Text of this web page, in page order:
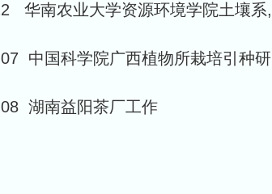
华南农业大学资源环境学院土壤系
中国科学院广西植物所栽培引种
湖南益阳茶厂工作